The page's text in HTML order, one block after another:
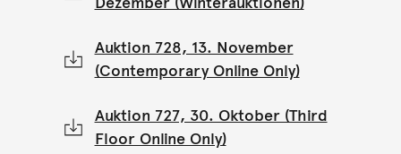
Auktion 728, 13. November
(Contemporary Online Only)
Auktion 727, 30. Oktober (Third
Floor Online Only)